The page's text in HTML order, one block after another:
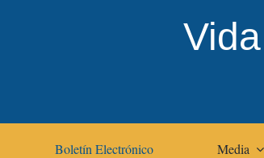
Boletín Electrónico Media